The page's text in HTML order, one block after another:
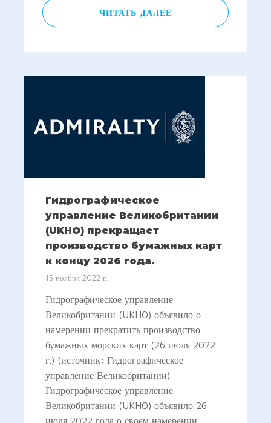
ЧИТАТЬ ДАЛЕЕ
Гидрографическое
управление Великобритании
(UKHO) прекращает
производство бумажных карт
к концу 2026 года.
15 ноября 2022 г.
Гидрографическое управление
Великобритании (UKHO) объявило о
намерении прекратить производство
бумажных морских карт (26 июля 2022
г.) (источник: Гидрографическое
управление Великобритании).
Гидрографическое управление
Великобритании (UKHO) объявило 26
июля 2022 года о своем намерении